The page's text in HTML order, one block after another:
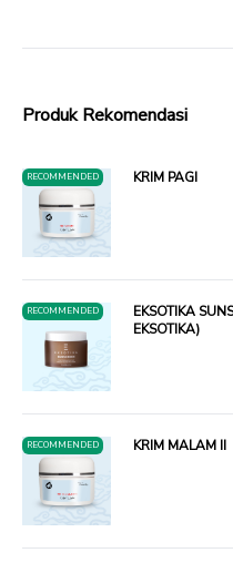
Produk Rekomendasi
RECOMMENDED KRIM PAGI
RECOMMENDED
EKSOTIKA
EKSOTIKA)
RECOMMENDED KRIM MALAM II